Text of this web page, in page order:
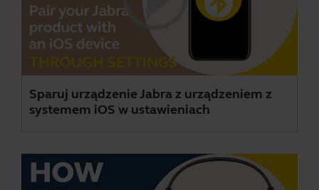
Sparuj urządzenie Jabra z urządzeniem z
systemem iOS w ustawieniach